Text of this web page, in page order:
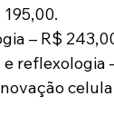
– R$
reflexologia